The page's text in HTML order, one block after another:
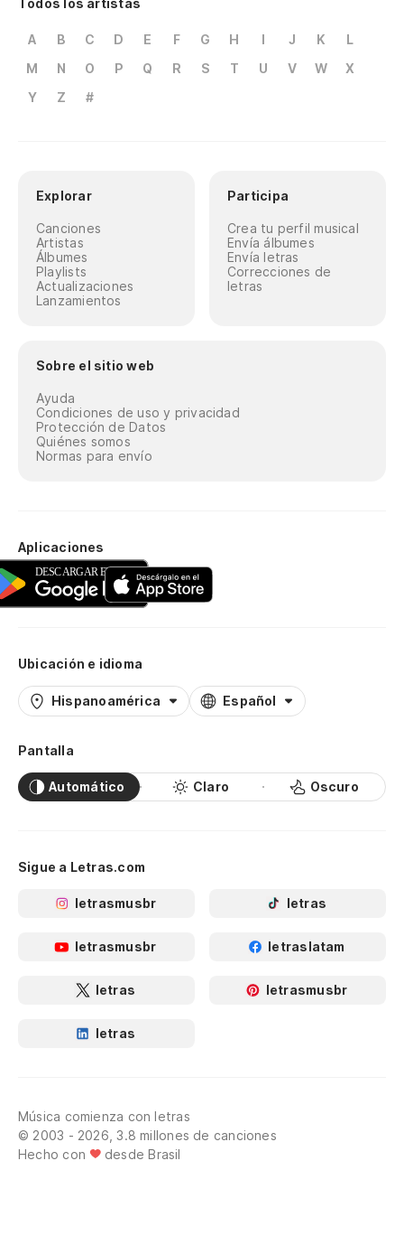
A B C D E F G H I J K
L
M
N O P Q R S T U V W
X
Y
Z #
Explorar
Canciones
Artistas
Álbumes
Playlists
Actualizaciones
Lanzamientos
Participa
Crea tu perfil musical
Envía álbumes
Envía letras
Correcciones de
letras
Sobre el sitio web
Ayuda
Condiciones de uso y privacidad
Protección de Datos
Quiénes somos
Normas para envío
Aplicaciones
Ubicación e idioma
Hispanoamérica Español
Pantalla
Automático Claro Oscuro
Sigue a Letras.com
letrasmusbr letras
letrasmusbr letraslatam
letras letrasmusbr
letras
Música comienza con letras
© 2003 - 2026, 3.8 millones de canciones
Hecho con
desde Brasil